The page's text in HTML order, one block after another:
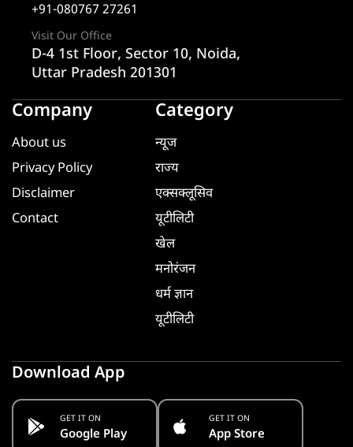
+91-080767 27261
Visit Our Office
D-4 1st Floor, Sector 10, Noida,
Uttar Pradesh 201301
Company
About us
Privacy Policy
Disclaimer
Contact
Category
न्यूज
राज्य
एक्सक्लूसिव
यूटीलिटी
खेल
मनोरंजन
धर्म ज्ञान
यूटीलिटी
Download App
GET IT ON
Google Play
GET IT ON
App Store